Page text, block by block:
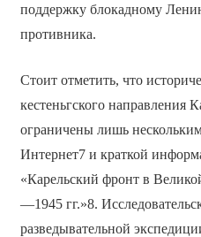
поддержку блокадному
противника.
Стоит отметить, что
кестеньгского направления
ограничены лишь
Интернет7 и краткой
«Карельский фронт в
—1945 гг.»8.
разведывательной